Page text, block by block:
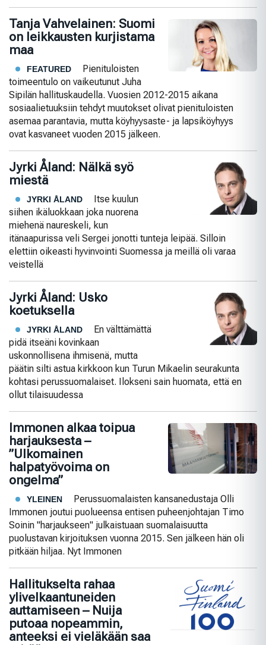
Tanja Vahvelainen: Suomi
on leikkausten kurjistama
maa
FEATURED
Pienituloisten
toimeentulo on vaikeutunut Juha
Sipilän hallituskaudella. Vuosien 2012-2015 aikana
sosiaalietuuksiin tehdyt muutokset olivat pienituloisten
asemaa parantavia, mutta köyhyysaste- ja lapsiköyhyys
ovat kasvaneet vuoden 2015 jälkeen.
Jyrki Åland: Nälkä syö
miestä
JYRKI ÅLAND
Itse kuulun
siihen ikäluokkaan joka nuorena
miehenä naureskeli, kun
itänaapurissa veli Sergei jonotti tunteja leipää. Silloin
elettiin oikeasti hyvinvointi Suomessa ja meillä oli varaa
veistellä
Jyrki Åland: Usko
koetuksella
JYRKI ÅLAND
En välttämättä
pidä itseäni kovinkaan
uskonnollisena ihmisenä, mutta
päätin silti astua kirkkoon kun Turun Mikaelin seurakunta
kohtasi perussuomalaiset. Ilokseni sain huomata, että en
ollut tilaisuudessa
Immonen alkaa toipua
harjauksesta –
”Ulkomainen
halpatyövoima on
ongelma”
YLEINEN
Perussuomalaisten kansanedustaja Olli
Immonen joutui puolueensa entisen puheenjohtajan Timo
Soinin "harjaukseen" julkaistuaan suomalaisuutta
puolustavan kirjoituksen vuonna 2015. Sen jälkeen hän oli
pitkään hiljaa. Nyt Immonen
Hallitukselta rahaa
ylivelkaantuneiden
auttamiseen – Nuija
putoaa nopeammin,
anteeksi ei vieläkään saa